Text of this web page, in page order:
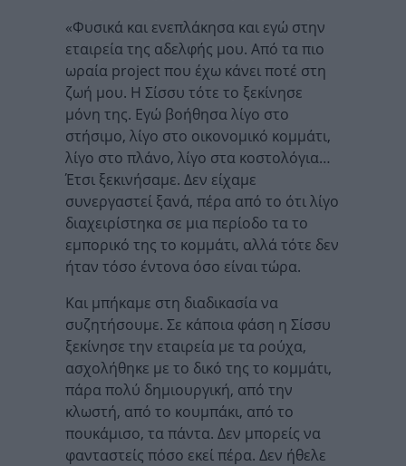
«Φυσικά και ενεπλάκησα και εγώ στην
εταιρεία της αδελφής μου. Από τα πιο
ωραία project που έχω κάνει ποτέ στη
ζωή μου. Η Σίσσυ τότε το ξεκίνησε
μόνη της. Εγώ βοήθησα λίγο στο
στήσιμο, λίγο στο οικονομικό κομμάτι,
λίγο στο πλάνο, λίγο στα κοστολόγια…
Έτσι ξεκινήσαμε. Δεν είχαμε
συνεργαστεί ξανά, πέρα από το ότι λίγο
διαχειρίστηκα σε μια περίοδο τα το
εμπορικό της το κομμάτι, αλλά τότε δεν
ήταν τόσο έντονα όσο είναι τώρα.
Και μπήκαμε στη διαδικασία να
συζητήσουμε. Σε κάποια φάση η Σίσσυ
ξεκίνησε την εταιρεία με τα ρούχα,
ασχολήθηκε με το δικό της το κομμάτι,
πάρα πολύ δημιουργική, από την
κλωστή, από το κουμπάκι, από το
πουκάμισο, τα πάντα. Δεν μπορείς να
φανταστείς πόσο εκεί πέρα. Δεν ήθελε